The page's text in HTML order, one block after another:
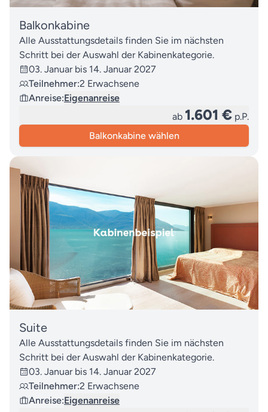
Balkonkabine
Alle Ausstattungsdetails finden Sie im nächsten
Schritt bei der Auswahl der Kabinenkategorie.
03. Januar bis 14. Januar 2027
Teilnehmer:2 Erwachsene
Anreise:Eigenanreise
ab 1.601 € p.P.
Balkonkabine wählen
Suite
Alle Ausstattungsdetails finden Sie im nächsten
Schritt bei der Auswahl der Kabinenkategorie.
03. Januar bis 14. Januar 2027
Teilnehmer:2 Erwachsene
Anreise:Eigenanreise